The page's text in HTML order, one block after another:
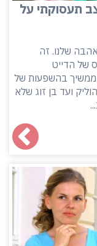
תעסוקתי על
שלנו. זה
של הדייט
ממשיך בהשפעות של
ועד בן זוג שלא